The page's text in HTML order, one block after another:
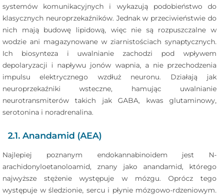
systemów komunikacyjnych i wykazują podobieństwo do
klasycznych neuroprzekaźników. Jednak w przeciwieństwie do
nich mają budowę lipidową, więc nie są rozpuszczalne w
wodzie ani magazynowane w ziarnistościach synaptycznych.
Ich biosynteza i uwalnianie zachodzi pod wpływem
depolaryzacji i napływu jonów wapnia, a nie przechodzenia
impulsu elektrycznego wzdłuż neuronu. Działają jak
neuroprzekaźniki wsteczne, hamując uwalnianie
neurotransmiterów takich jak GABA, kwas glutaminowy,
serotonina i noradrenalina.
2.1. Anandamid (AEA)
Najlepiej poznanym endokannabinoidem jest N-
arachidonyloetanoloamid, znany jako anandamid, którego
najwyższe stężenie występuje w mózgu. Oprócz tego
występuje w śledzionie, sercu i płynie mózgowo-rdzeniowym.